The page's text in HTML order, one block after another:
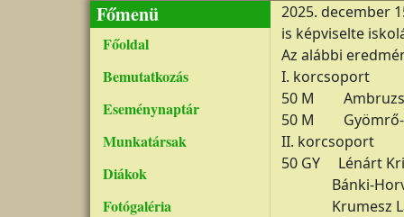
Főmenü
Főoldal
Bemutatkozás
Eseménynaptár
Munkatársak
Diákok
Fotógaléria
2025. december
is képviselte
Az alábbi
I. korcsoport
50 M Ambruzs
50 M Gyömrő-
II. korcsoport
50 GY Lénárt
Bánki-
Krumesz